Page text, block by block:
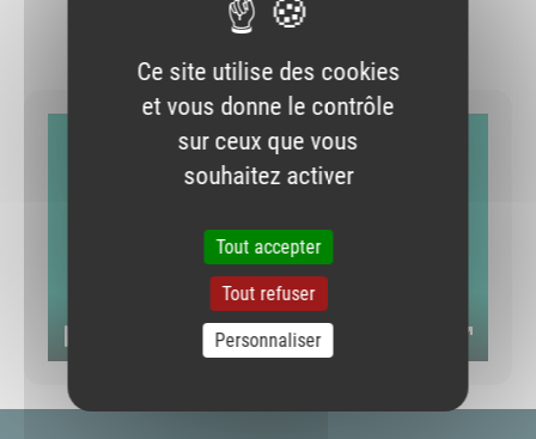
Imprimer
Envoyer par e-mail
Partager sur
Partager sur
1:17:14
Muet Paramètres
Ouvrir
le
Démarrer
Ce site utilise des cookies
et vous donne le contrôle
sur ceux que vous
souhaitez activer
Tout accepter
Tout refuser
Personnaliser